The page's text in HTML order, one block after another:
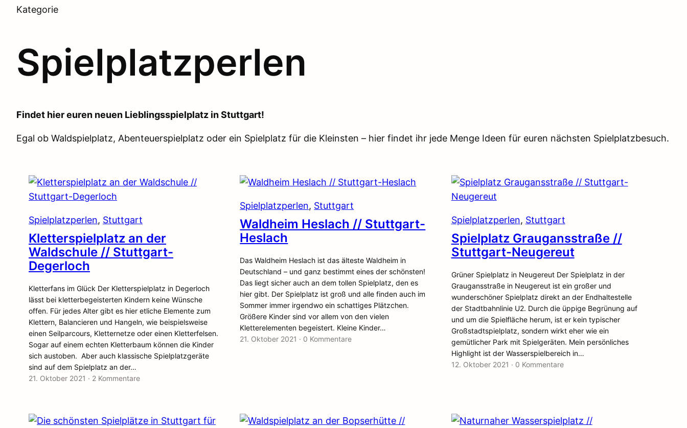
Kategorie
Spielplatzperlen
Findet hier euren neuen Lieblingsspielplatz in Stuttgart!
Egal ob Waldspielplatz, Abenteuerspielplatz oder ein Spielplatz für die Kleinsten – hier findet ihr jede Menge Ideen für euren nächsten Spielplatzbesuch.
Spielplatzperlen, Stuttgart
Kletterspielplatz an der
Waldschule // Stuttgart-
Degerloch
Kletterfans im Glück Der Kletterspielplatz in Degerloch
lässt bei kletterbegeisterten Kindern keine Wünsche
offen. Für jedes Alter gibt es hier etliche Elemente zum
Klettern, Balancieren und Hangeln, wie beispielsweise
einen Seilparcours, Kletternetze oder einen Kletterfelsen.
Sogar auf einem echten Kletterbaum können die Kinder
sich austoben. Aber auch klassische Spielplatzgeräte
sind auf dem Spielplatz an der…
21. Oktober 2021 · 2 Kommentare
Spielplatzperlen, Stuttgart
Waldheim Heslach // Stuttgart-
Heslach
Das Waldheim Heslach ist das älteste Waldheim in
Deutschland – und ganz bestimmt eines der schönsten!
Das liegt sicher auch an dem tollen Spielplatz, den es
hier gibt. Der Spielplatz ist groß und alle finden auch im
Sommer immer irgendwo ein schattiges Plätzchen.
Größere Kinder sind vor allem von den vielen
Kletterelementen begeistert. Kleine Kinder…
21. Oktober 2021 · 0 Kommentare
Spielplatzperlen, Stuttgart
Spielplatz Graugansstraße //
Stuttgart-Neugereut
Grüner Spielplatz in Neugereut Der Spielplatz in der
Graugansstraße in Neugereut ist ein großer und
wunderschöner Spielplatz direkt an der Endhaltestelle
der Stadtbahnlinie U2. Durch die üppige Begrünung auf
und um die Spielfläche herum, ist er kein typischer
Großstadtspielplatz, sondern wirkt eher wie ein
gemütlicher Park mit Spielgeräten. Mein persönliches
Highlight ist der Wasserspielbereich in…
12. Oktober 2021 · 0 Kommentare